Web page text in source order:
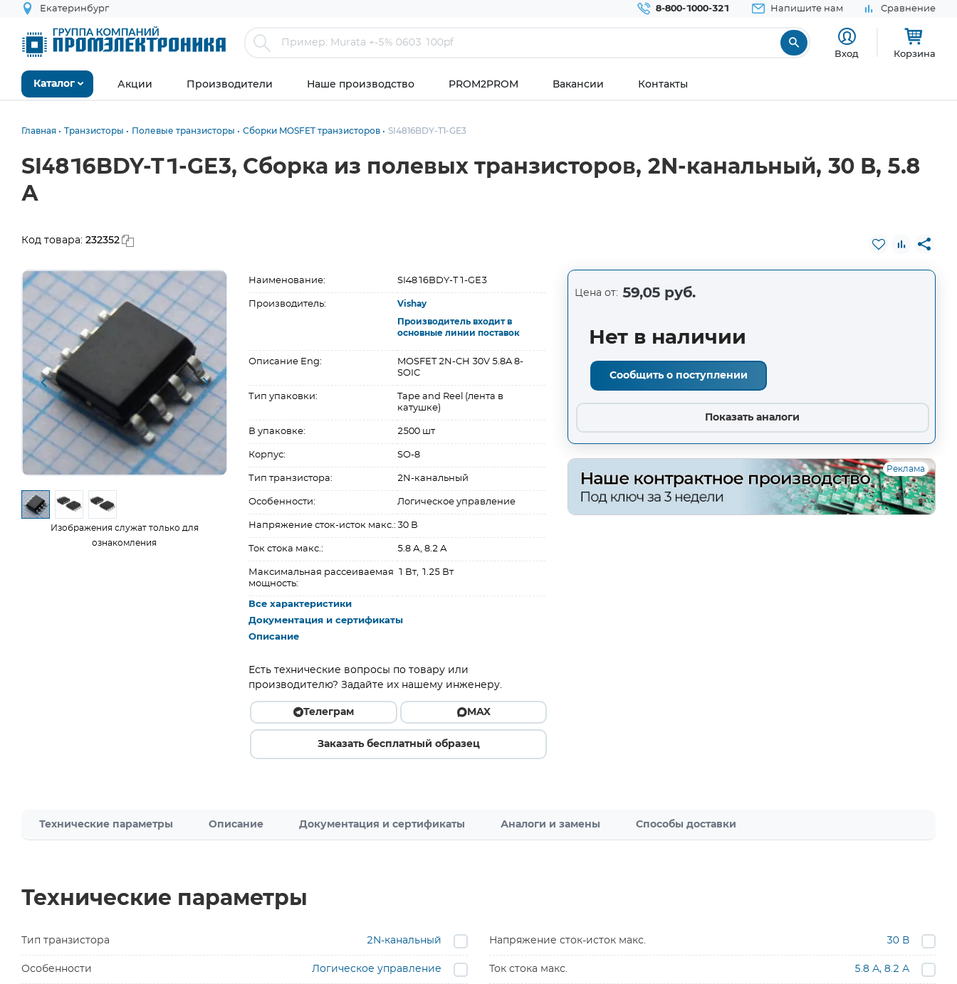
Екатеринбург 8-800-1000-321 Напишите нам Сравнение
Вход Корзина
Каталог Акции Производители Наше производство PROM2PROM Вакансии Контакты
Главная Транзисторы Полевые транзисторы Сборки MOSFET транзисторов SI4816BDY-T1-GE3
SI4816BDY-T1-GE3, Сборка из полевых транзисторов, 2N-канальный, 30 В, 5.8
А
Код товара: 232352
Изображения служат только для
ознакомления
Наименование: SI4816BDY-T1-GE3
Производитель: Vishay
Производитель входит в
основные линии поставок
Описание Eng:
MOSFET 2N-CH 30V 5.8A 8-
SOIC
Тип упаковки:
Tape and Reel (лента в
катушке)
В упаковке: 2500 шт
Корпус: SO-8
Тип транзистора: 2N-канальный
Особенности: Логическое управление
Напряжение сток-исток макс.: 30 В
Ток стока макс.: 5.8 А, 8.2 А
Максимальная рассеиваемая
мощность:
1 Вт, 1.25 Вт
Все характеристики
Документация и сертификаты
Описание
Есть технические вопросы по товару или
производителю? Задайте их нашему инженеру.
Телеграм MAX
Заказать бесплатный образец
Цена от: 59,05 руб.
Нет в наличии
Сообщить о поступлении
Показать аналоги
Реклама
Технические параметры Описание Документация и сертификаты Аналоги и замены Способы доставки
Технические параметры
Тип транзистора 2N-канальный
Особенности Логическое управление
Напряжение сток-исток макс. 30 В
Ток стока макс. 5.8 А, 8.2 А